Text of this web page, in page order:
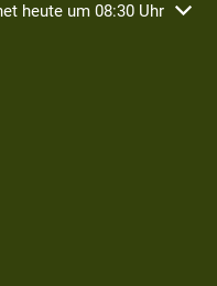
Öffnungs- oder
heute um 08:30 Uhr